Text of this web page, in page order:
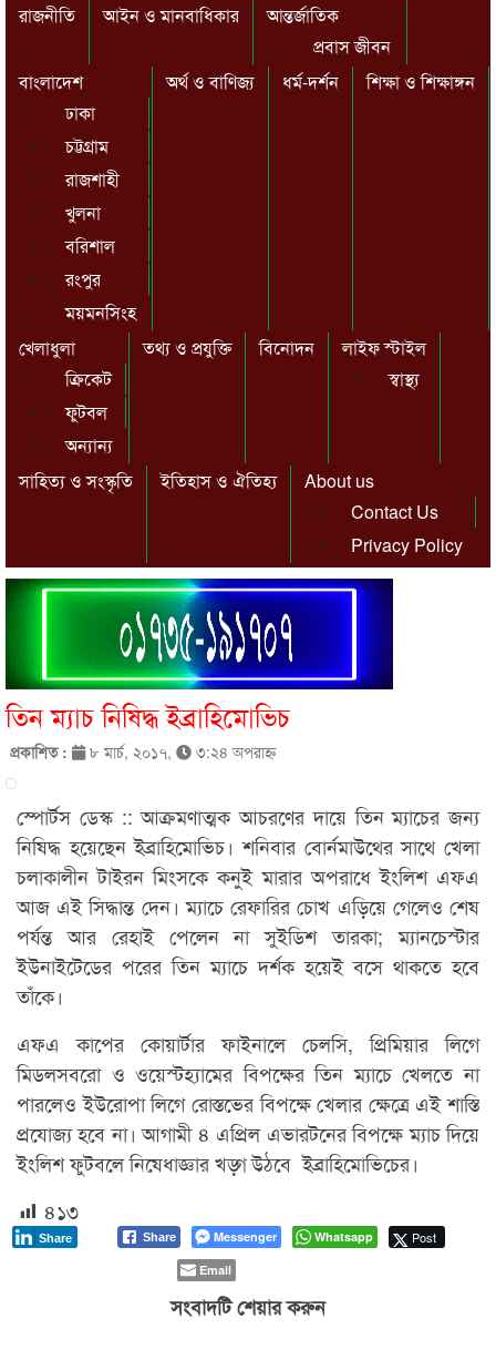
রাজনীতি আইন ও মানবাধিকার
আন্তর্জাতিক
প্রবাস জীবন
বাংলাদেশ
ঢাকা
চট্টগ্রাম
রাজশাহী
খুলনা
বরিশাল
রংপুর
ময়মনসিংহ
অর্থ ও বাণিজ্য ধর্ম-দর্শন শিক্ষা ও শিক্ষাঙ্গন
খেলাধুলা
ক্রিকেট
ফুটবল
অন্যান্য
তথ্য ও প্রযুক্তি বিনোদন
লাইফ স্টাইল
স্বাস্থ্য
সাহিত্য ও সংস্কৃতি ইতিহাস ও ঐতিহ্য
About us
Contact Us
Privacy Policy
তিন ম্যাচ নিষিদ্ধ ইব্রাহিমোভিচ
প্রকাশিত : ৮ মার্চ, ২০১৭, ৩:২৪ অপরাহ্ণ
স্পোর্টস ডেস্ক :: আক্রমণাত্মক আচরণের দায়ে তিন ম্যাচের জন্য
নিষিদ্ধ হয়েছেন ইব্রাহিমোভিচ। শনিবার বোর্নমাউথের সাথে খেলা
চলাকালীন টাইরন মিংসকে কনুই মারার অপরাধে ইংলিশ এফএ
আজ এই সিদ্ধান্ত দেন। ম্যাচে রেফারির চোখ এড়িয়ে গেলেও শেষ
পর্যন্ত আর রেহাই পেলেন না সুইডিশ তারকা; ম্যানচেস্টার
ইউনাইটেডের পরের তিন ম্যাচে দর্শক হয়েই বসে থাকতে হবে
তাঁকে।
এফএ কাপের কোয়ার্টার ফাইনালে চেলসি, প্রিমিয়ার লিগে
মিডলসবরো ও ওয়েস্টহ্যামের বিপক্ষের তিন ম্যাচে খেলতে না
পারলেও ইউরোপা লিগে রোস্তভের বিপক্ষে খেলার ক্ষেত্রে এই শাস্তি
প্রযোজ্য হবে না। আগামী ৪ এপ্রিল এভারটনের বিপক্ষে ম্যাচ দিয়ে
ইংলিশ ফুটবলে নিষেধাজ্ঞার খড়্গ উঠবে ইব্রাহিমোভিচের।
৪১৩
Share Messenger Whatsapp Post
Share
Email
সংবাদটি শেয়ার করুন